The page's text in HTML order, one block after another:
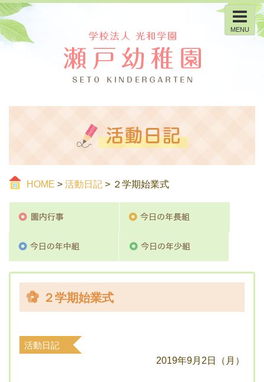
MENU
HOME > 活動日記 > ２学期始業式
２学期始業式
活動日記
2019年9月2日（月）